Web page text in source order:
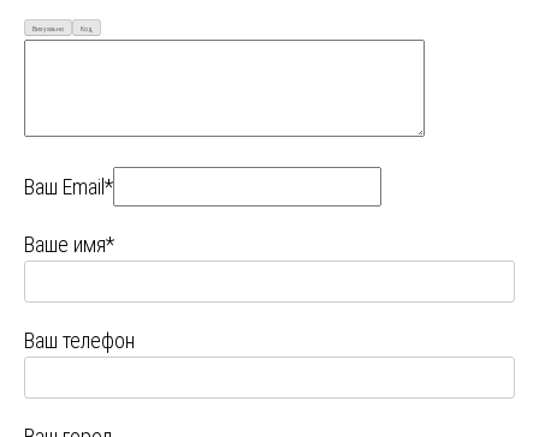
Визуально Код
Ваш Email*
Ваше имя*
Ваш телефон